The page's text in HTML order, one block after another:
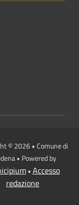
© 2026 • Comune di
• Powered by
• Accesso
redazione